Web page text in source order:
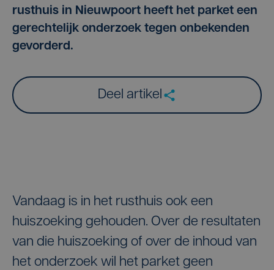
rusthuis in Nieuwpoort heeft het parket een
gerechtelijk onderzoek tegen onbekenden
gevorderd.
Deel artikel
Vandaag is in het rusthuis ook een
huiszoeking gehouden. Over de resultaten
van die huiszoeking of over de inhoud van
het onderzoek wil het parket geen